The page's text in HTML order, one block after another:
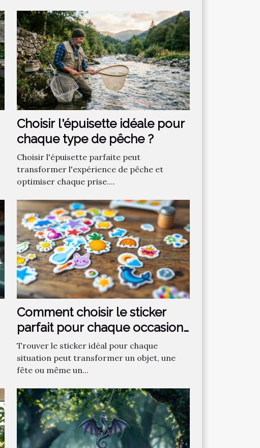
Choisir l'épuisette idéale pour
chaque type de pêche ?
Choisir l'épuisette parfaite peut
transformer l'expérience de pêche et
optimiser chaque prise....
Comment choisir le sticker
parfait pour chaque occasion
?
Trouver le sticker idéal pour chaque
situation peut transformer un objet, une
fête ou même un...